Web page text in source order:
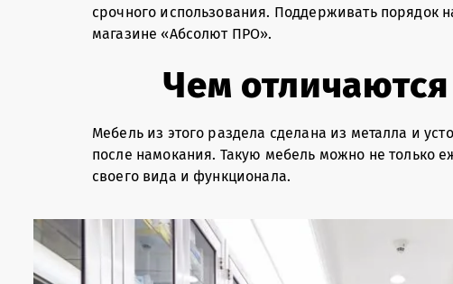
срочного использования. Поддерживать
магазине «Абсолют ПРО».
Чем
Мебель из этого раздела сделана из металла и
после намокания. Такую мебель можно не только
своего вида и функционала.